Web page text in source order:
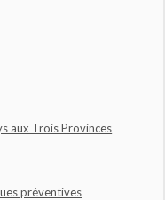
aux Trois Provinces
préventives